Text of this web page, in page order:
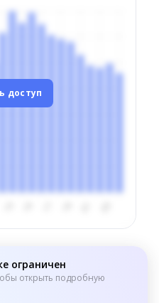
доступ
ограничен
открыть подробную